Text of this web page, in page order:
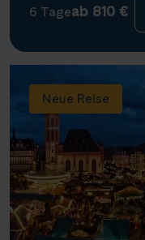
6 Tageab 810 €
Neue Reise